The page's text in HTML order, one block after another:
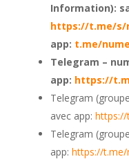
Information):
https://t.me/s/
app: t.me/
Telegram –
app: https://
Telegram
avec app: https://
Telegram
app: https://t.me/